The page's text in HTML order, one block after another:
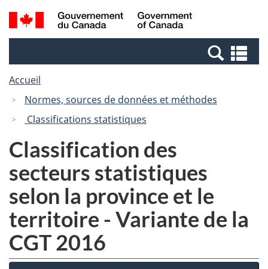
Passer
au
Passer
à
Canada
Recherche
et
et
Accueil
Normes, sources de données et méthodes
Classifications statistiques
Classification des
secteurs statistiques
selon la province et le
territoire - Variante de la
CGT 2016